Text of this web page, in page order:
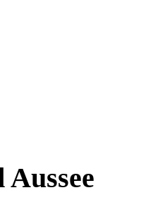
Aussee